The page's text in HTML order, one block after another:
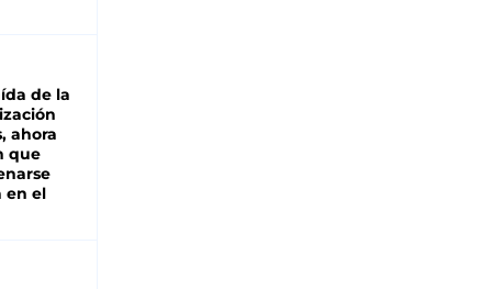
de la
ahora
que
en el